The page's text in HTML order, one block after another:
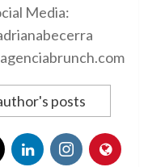
Media:
posts